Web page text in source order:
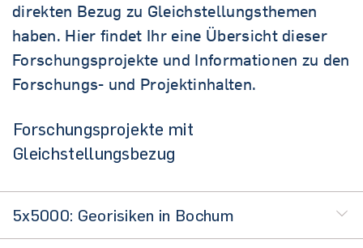
direkten Bezug zu Gleichstellungsthemen
haben. Hier findet Ihr eine Übersicht dieser
Forschungsprojekte und Informationen zu den
Forschungs- und Projektinhalten.
Forschungsprojekte mit
Gleichstellungsbezug
5x5000: Georisiken in Bochum